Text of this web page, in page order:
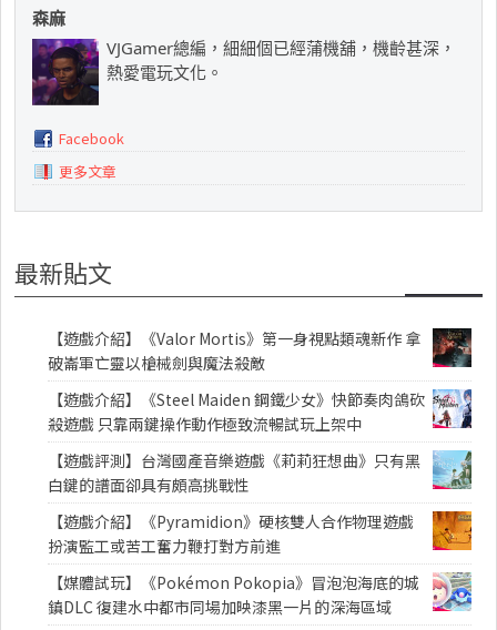
森麻
VJGamer總編，細細個已經蒲機舖，機齡甚深，
熱愛電玩文化。
Facebook
更多文章
最新貼文
【遊戲介紹】《Valor Mortis》第一身視點類魂新作 拿
破崙軍亡靈以槍械劍與魔法殺敵
【遊戲介紹】《Steel Maiden 鋼鐵少女》快節奏肉鴿砍
殺遊戲 只靠兩鍵操作動作極致流暢試玩上架中
【遊戲評測】台灣國產音樂遊戲《莉莉狂想曲》只有黑
白鍵的譜面卻具有頗高挑戰性
【遊戲介紹】《Pyramidion》硬核雙人合作物理遊戲
扮演監工或苦工奮力鞭打對方前進
【媒體試玩】《Pokémon Pokopia》冒泡泡海底的城
鎮DLC 復建水中都市同場加映漆黑一片的深海區域